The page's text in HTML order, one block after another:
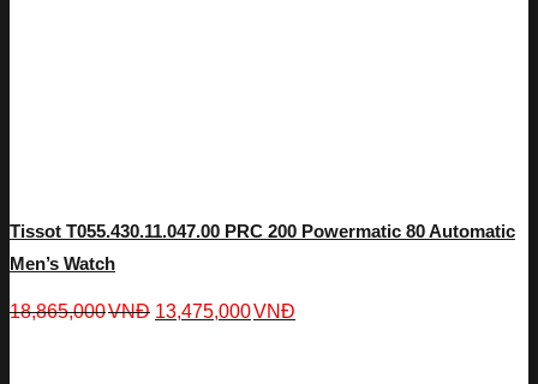
Tissot T055.430.11.047.00 PRC 200 Powermatic 80 Automatic
Men’s Watch
18,865,000VNĐ 13,475,000VNĐ